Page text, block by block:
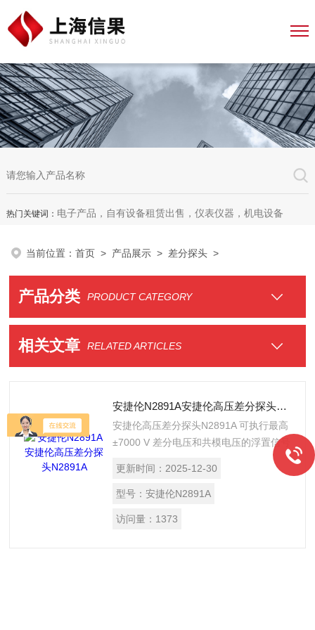
热门关键词： 电子产品，自有设备租赁出售，仪表仪器，机电设备
当前位置：首页 > 产品展示 > 差分探头 >
产品分类 PRODUCT CATEGORY
相关文章 RELATED ARTICLES
安捷伦N2891A安捷伦高压差分探头N2891A
安捷伦高压差分探头N2891A 可执行最高
±7000 V 差分电压和共模电压的浮置信号
更新时间： 2025-12-30
型号： 安捷伦N2891A
访问量： 1373